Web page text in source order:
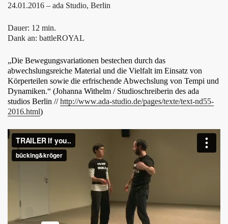
24.01.2016 – ada Studio, Berlin
Dauer: 12 min.
Dank an: battleROYAL
„Die Bewegungsvariationen bestechen durch das
abwechslungsreiche Material und die Vielfalt im Einsatz von
Körperteilen sowie die erfrischende Abwechslung von Tempi und
Dynamiken.“ (Johanna Withelm / Studioschreiberin des ada
studios Berlin //http://www.ada-studio.de/pages/texte/text-nd55-
2016.html)